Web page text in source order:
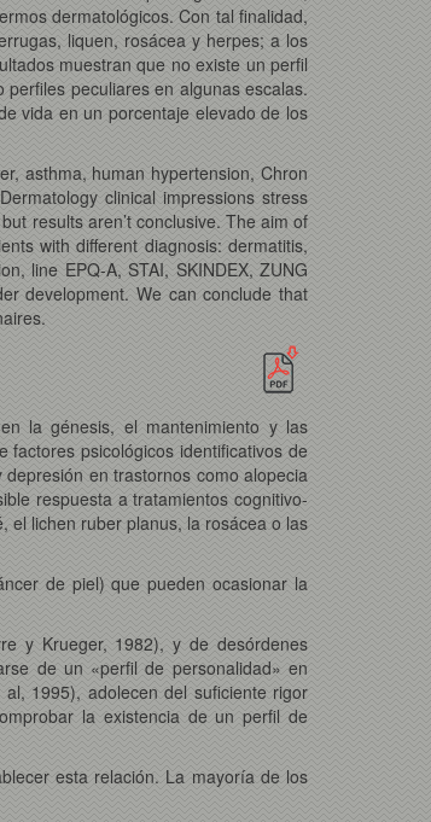
dermatológicos. Con tal finalidad,
liquen, rosácea y herpes; a los
muestran que no existe un perfil
peculiares en algunas escalas.
vida en un porcentaje elevado de los
asthma, human hypertension, Chron
clinical impressions stress
results aren’t conclusive. The aim of
with different diagnosis: dermatitis,
line EPQ-A, STAI, SKINDEX, ZUNG
development. We can conclude that
la génesis, el mantenimiento y las
psicológicos identificativos de
en trastornos como alopecia
respuesta a tratamientos cognitivo-
el lichen ruber planus, la rosácea o las
de piel) que pueden ocasionar la
y Krueger, 1982), y de desórdenes
de un «perfil de personalidad» en
1995), adolecen del suficiente rigor
la existencia de un perfil de
esta relación. La mayoría de los